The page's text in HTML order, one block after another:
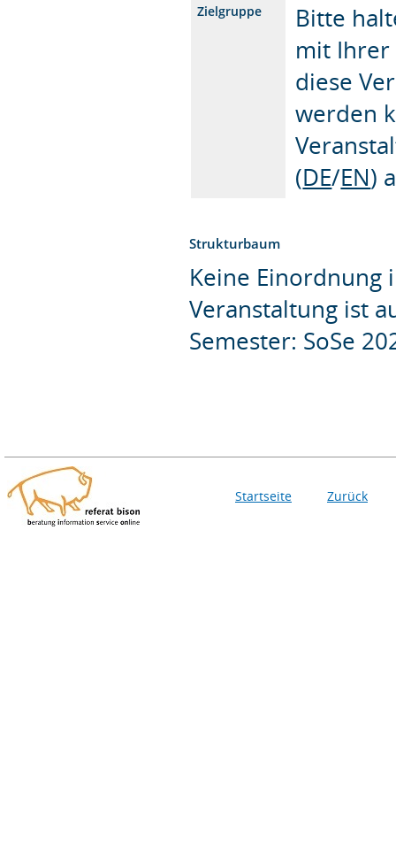
Zielgruppe
Bitte
mit Ihrer
diese
werden
(DE/EN)
Strukturbaum
Keine Einordnung
Veranstaltung ist
Semester: SoSe
Startseite Zurück